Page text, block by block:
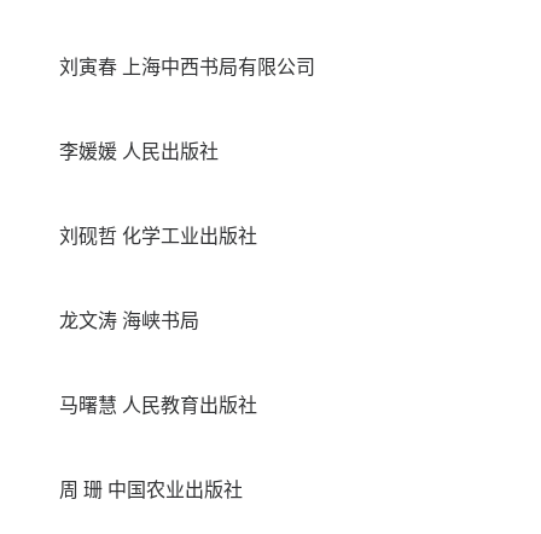
刘寅春 上海中西书局有限公司
李媛媛 人民出版社
刘砚哲 化学工业出版社
龙文涛 海峡书局
马曙慧 人民教育出版社
周 珊 中国农业出版社